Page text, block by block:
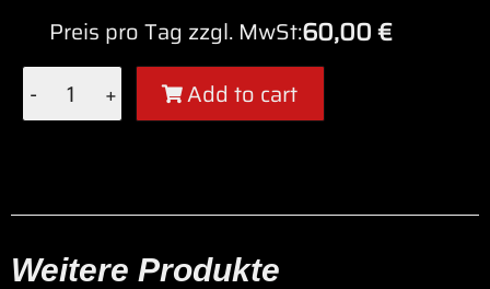
Preis pro Tag zzgl. MwSt:60,00€
- +
Add to cart
Weitere Produkte